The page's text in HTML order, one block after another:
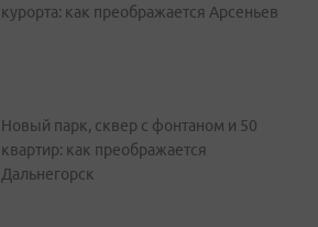
курорта: как преображается Арсеньев
Новый парк, сквер с фонтаном и 50
квартир: как преображается
Дальнегорск